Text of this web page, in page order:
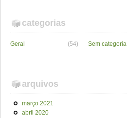
categorias
Geral (54) Sem categoria
arquivos
março 2021
abril 2020